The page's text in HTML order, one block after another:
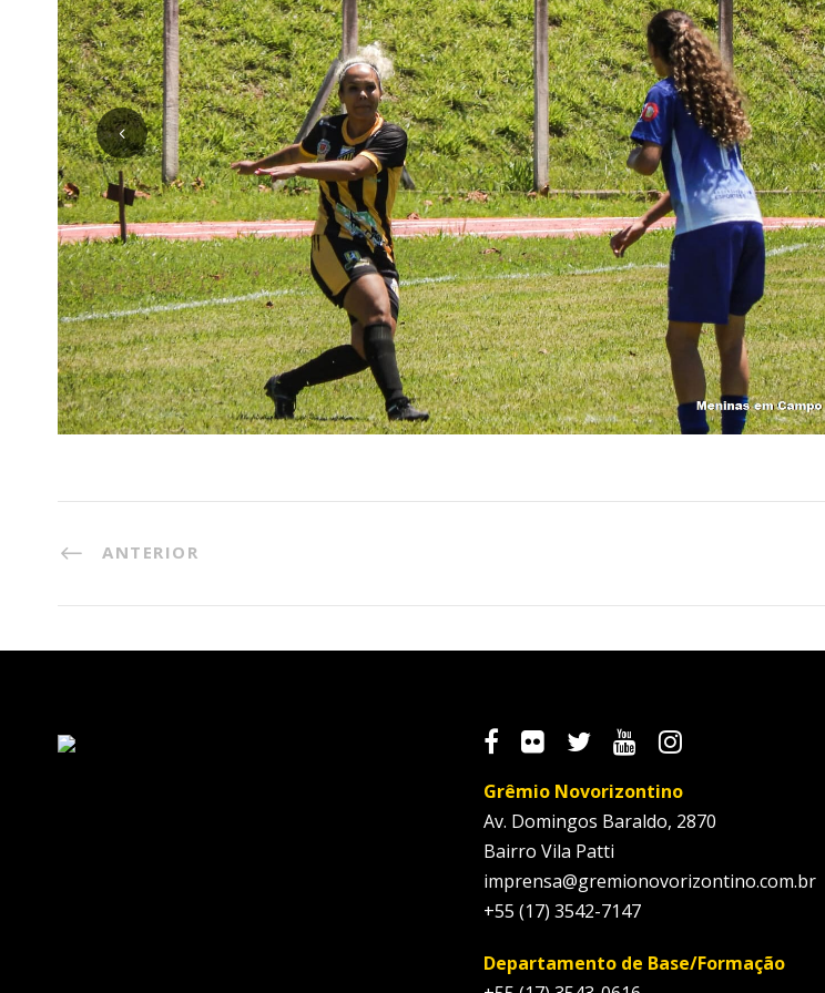
ANTERIOR
Grêmio Novorizontino
Av. Domingos Baraldo, 2870
Bairro Vila Patti
imprensa@gremionovorizontino.com.br
+55 (17) 3542-7147
Departamento de Base/Formação